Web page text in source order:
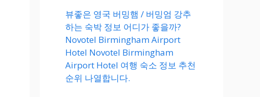
뷰좋은 영국 버밍햄 / 버밍엄 강추
하는 숙박 정보 어디가 좋을까?
Novotel Birmingham Airport
Hotel Novotel Birmingham
Airport Hotel 여행 숙소 정보 추천
순위 나열합니다.